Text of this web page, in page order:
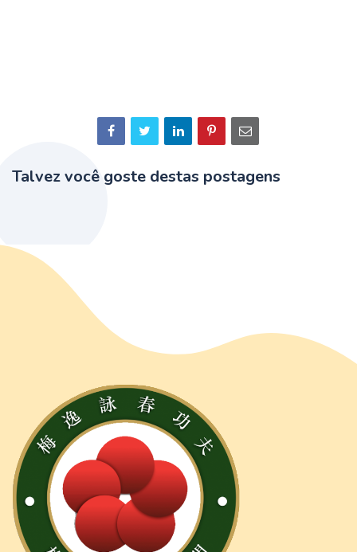
Talvez você goste destas postagens